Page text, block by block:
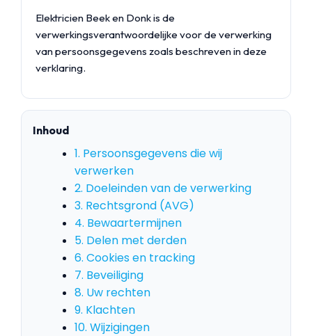
Elektricien Beek en Donk is de
verwerkingsverantwoordelijke voor de verwerking
van persoonsgegevens zoals beschreven in deze
verklaring.
Inhoud
1. Persoonsgegevens die wij
verwerken
2. Doeleinden van de verwerking
3. Rechtsgrond (AVG)
4. Bewaartermijnen
5. Delen met derden
6. Cookies en tracking
7. Beveiliging
8. Uw rechten
9. Klachten
10. Wijzigingen